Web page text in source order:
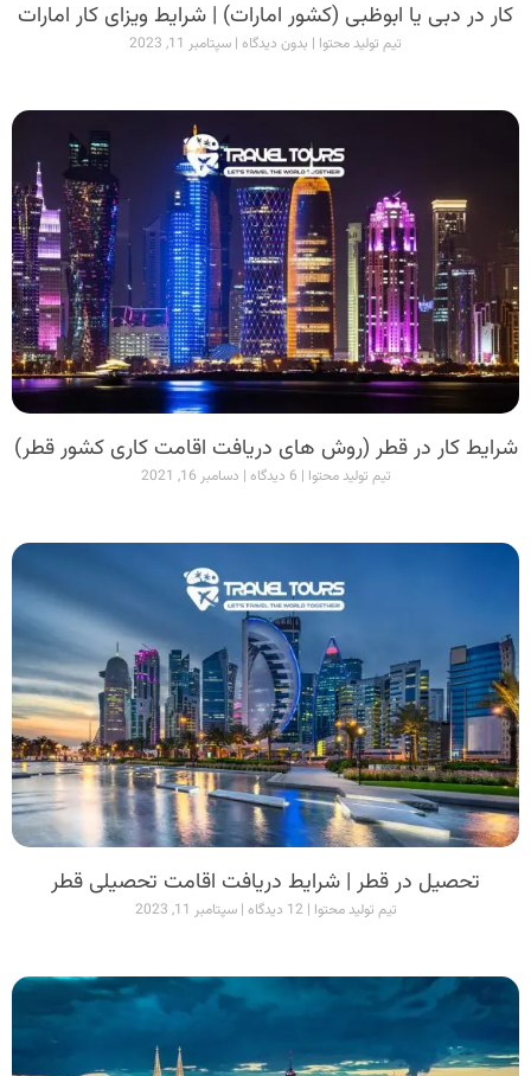
کار در دبی یا ابوظبی (کشور امارات) | شرایط ویزای کار امارات
تیم تولید محتوا بدون دیدگاه سپتامبر 11, 2023
شرایط کار در قطر (روش های دریافت اقامت کاری کشور قطر)
تیم تولید محتوا دسامبر 16, 2021
تحصیل در قطر | شرایط دریافت اقامت تحصیلی قطر
تیم تولید محتوا سپتامبر 11, 2023